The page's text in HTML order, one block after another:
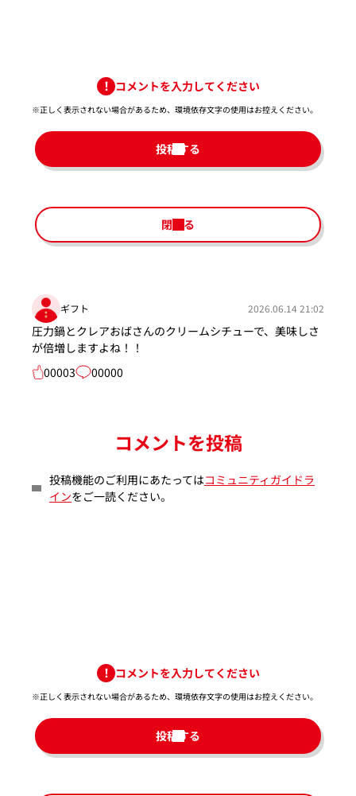
コメントを入力してください
※正しく表示されない場合があるため、環境依存文字の使用はお控えください。​
投稿する
閉じる
ギフト 2026.06.14 21:02
圧力鍋とクレアおばさんのクリームシチューで、美味しさ
が倍増しますよね！！
00003
00000
コメントを投稿
投稿機能のご利用にあたってはコミュニティガイドラ
インをご一読ください。
コメントを入力してください
※正しく表示されない場合があるため、環境依存文字の使用はお控えください。​
投稿する